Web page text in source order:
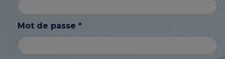
Mot de passe *